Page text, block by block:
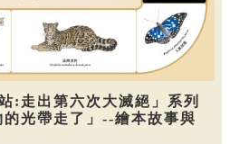
:走出第六次大滅絕」系列
光帶走了」--繪本故事與